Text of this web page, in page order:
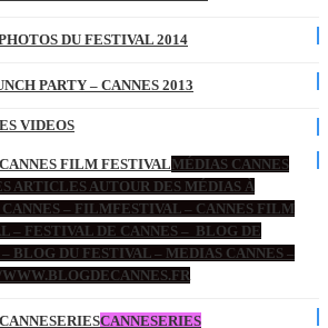
DU FESTIVAL 2014
PARTY – CANNES 2013
VIDEOS
FILM FESTIVALMÉDIAS CANNES
ARTICLES AUTOUR DES MÉDIAS À
CANNES – FILMFESTIVAL – CANNES FILM
– FESTIVAL DE CANNES – BLOG DE
– BLOG DU FESTIVAL – MEDIAS CANNES –
CANNESERIES